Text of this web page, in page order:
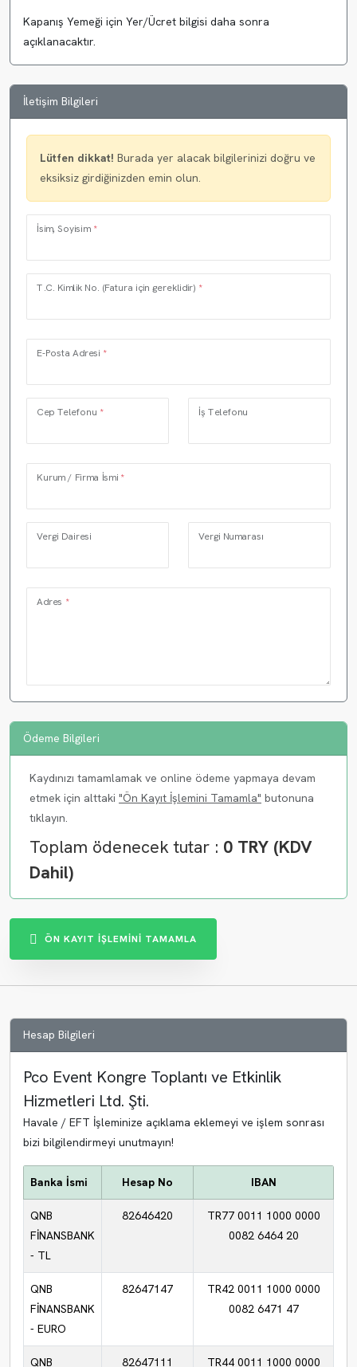
Kapanış Yemeği için Yer/Ücret bilgisi daha sonra
açıklanacaktır.
İletişim Bilgileri
Lütfen dikkat! Burada yer alacak bilgilerinizi doğru ve
eksiksiz girdiğinizden emin olun.
İsim, Soyisim *
T.C. Kimlik No. (Fatura için gereklidir) *
E-Posta Adresi *
Cep Telefonu * İş Telefonu
Kurum / Firma İsmi *
Vergi Dairesi Vergi Numarası
Adres *
Ödeme Bilgileri
Kaydınızı tamamlamak ve online ödeme yapmaya devam
etmek için alttaki "Ön Kayıt İşlemini Tamamla" butonuna
tıklayın.
Toplam ödenecek tutar : 0 TRY (KDV
Dahil)
ÖN KAYIT İŞLEMİNİ TAMAMLA
Hesap Bilgileri
Pco Event Kongre Toplantı ve Etkinlik
Hizmetleri Ltd. Şti.
Havale / EFT İşleminize açıklama eklemeyi ve işlem sonrası
bizi bilgilendirmeyi unutmayın!
Banka İsmi Hesap No IBAN
QNB
FİNANSBANK
- TL
82646420
TR77 0011 1000 0000
0082 6464 20
QNB
FİNANSBANK
- EURO
82647147
TR42 0011 1000 0000
0082 6471 47
QNB 82647111 TR44 0011 1000 0000